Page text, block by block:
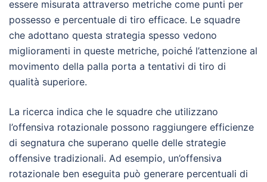
essere misurata attraverso metriche come punti per
possesso e percentuale di tiro efficace. Le squadre
che adottano questa strategia spesso vedono
miglioramenti in queste metriche, poiché l’attenzione al
movimento della palla porta a tentativi di tiro di
qualità superiore.
La ricerca indica che le squadre che utilizzano
l’offensiva rotazionale possono raggiungere efficienze
di segnatura che superano quelle delle strategie
offensive tradizionali. Ad esempio, un’offensiva
rotazionale ben eseguita può generare percentuali di